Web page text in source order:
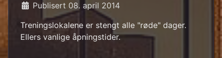
Publisert 08. april 2014
Treningslokalene er stengt alle "røde" dager.
Ellers vanlige åpningstider.